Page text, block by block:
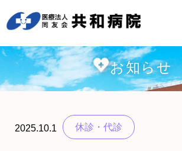
お知らせ
2025.10.1 休診・代診